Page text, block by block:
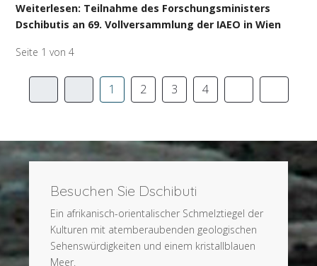
Weiterlesen: Teilnahme des Forschungsministers
Dschibutis an 69. Vollversammlung der IAEO in Wien
Seite 1 von 4
1 2 3 4
Besuchen Sie Dschibuti
Ein afrikanisch-orientalischer Schmelztiegel der
Kulturen mit atemberaubenden geologischen
Sehenswürdigkeiten und einem kristallblauen
Meer.